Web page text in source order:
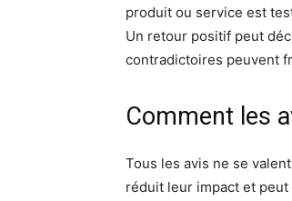
produit ou service est
Un retour positif peut
contradictoires peuvent
Comment les
Tous les avis ne se
réduit leur impact et